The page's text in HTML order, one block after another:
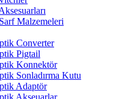
Malzemeleri
Converter
Pigtail
Konnektör
Sonladırma Kutu
Adaptör
Akseuarlar